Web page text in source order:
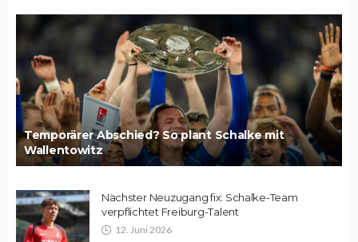
Temporärer Abschied? So plant Schalke mit
Wallentowitz
Nächster Neuzugang fix: Schalke-Team
verpflichtet Freiburg-Talent
12. Juni 2026